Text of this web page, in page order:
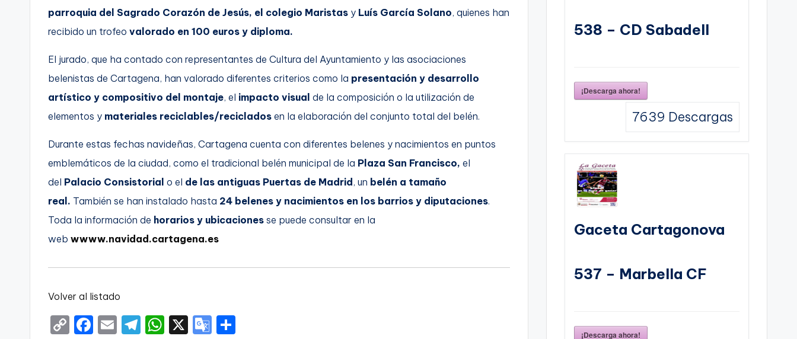
parroquia del Sagrado Corazón de Jesús, el colegio Maristas y Luís García Solano, quienes han
recibido un trofeo valorado en 100 euros y diploma.
El jurado, que ha contado con representantes de Cultura del Ayuntamiento y las asociaciones
belenistas de Cartagena, han valorado diferentes criterios como la presentación y desarrollo
artístico y compositivo del montaje, el impacto visual de la composición o la utilización de
elementos y materiales reciclables/reciclados en la elaboración del conjunto total del belén.
Durante estas fechas navideñas, Cartagena cuenta con diferentes belenes y nacimientos en puntos
emblemáticos de la ciudad, como el tradicional belén municipal de la Plaza San Francisco, el
del Palacio Consistorial o el de las antiguas Puertas de Madrid, un belén a tamaño
real. También se han instalado hasta 24 belenes y nacimientos en los barrios y diputaciones.
Toda la información de horarios y ubicaciones se puede consultar en la
web wwww.navidad.cartagena.es
Volver al listado
C F
E
T
W X
G
538 – CD Sabadell
¡Descarga ahora!
7639 Descargas
Gaceta Cartagonova
537 – Marbella CF
¡Descarga ahora!